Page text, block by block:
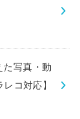
た写真・動
コ対応】